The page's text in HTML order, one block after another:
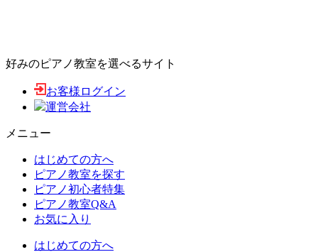
好みのピアノ教室を選べるサイト
お客様ログイン
運営会社
メニュー
はじめての方へ
ピアノ教室を探す
ピアノ初心者特集
ピアノ教室Q&A
お気に入り
はじめての方へ